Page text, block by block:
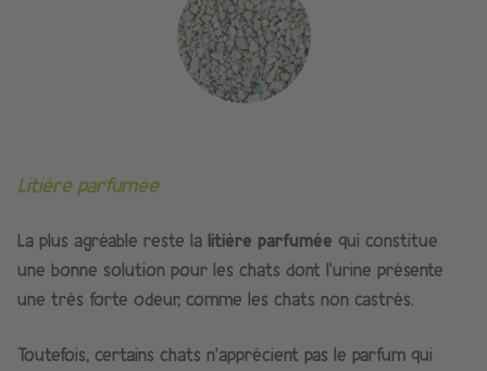
Litière parfumée
La plus agréable reste la litière parfumée qui constitue
une bonne solution pour les chats dont l’urine présente
une très forte odeur, comme les chats non castrés.
Toutefois, certains chats n’apprécient pas le parfum qui